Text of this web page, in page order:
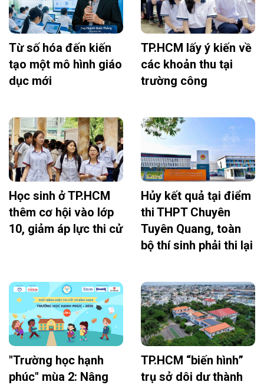
Từ số hóa đến kiến
tạo một mô hình giáo
dục mới
TP.HCM lấy ý kiến về
các khoản thu tại
trường công
Học sinh ở TP.HCM
thêm cơ hội vào lớp
10, giảm áp lực thi cử
Hủy kết quả tại điểm
thi THPT Chuyên
Tuyên Quang, toàn
bộ thí sinh phải thi lại
"Trường học hạnh
phúc" mùa 2: Nâng
TP.HCM “biến hình”
trụ sở dôi dư thành